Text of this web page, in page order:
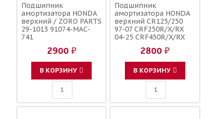
Подшипник
амортизатора HONDA
верхний / ZORO PARTS
29-1013 91074-MAC-
741
2900 ₽
В КОРЗИНУ
Подшипник
амортизатора HONDA
верхний CR125/250
97-07 CRF250R/X/RX
04-25 CRF450R/X/RX
2800 ₽
В КОРЗИНУ